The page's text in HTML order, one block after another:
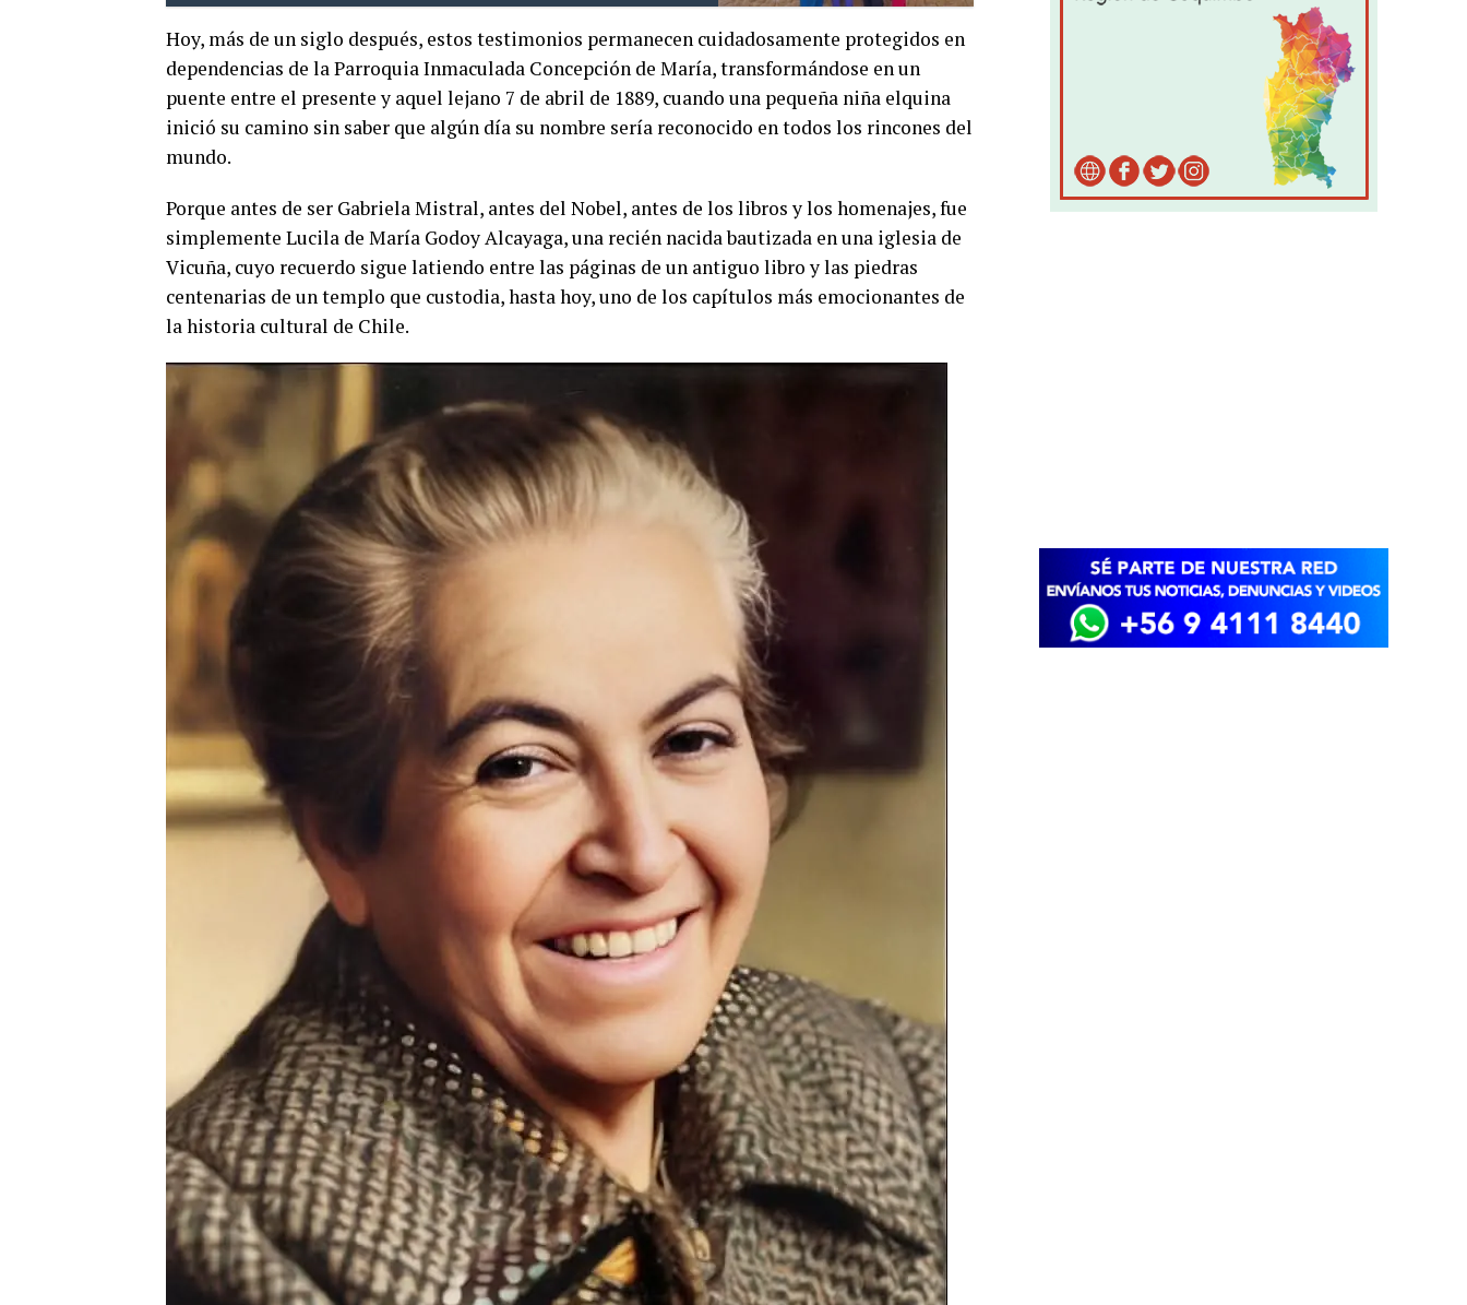
Hoy, más de un siglo después, estos testimonios permanecen cuidadosamente protegidos en
dependencias de la Parroquia Inmaculada Concepción de María, transformándose en un
puente entre el presente y aquel lejano 7 de abril de 1889, cuando una pequeña niña elquina
inició su camino sin saber que algún día su nombre sería reconocido en todos los rincones del
mundo.
Porque antes de ser Gabriela Mistral, antes del Nobel, antes de los libros y los homenajes, fue
simplemente Lucila de María Godoy Alcayaga, una recién nacida bautizada en una iglesia de
Vicuña, cuyo recuerdo sigue latiendo entre las páginas de un antiguo libro y las piedras
centenarias de un templo que custodia, hasta hoy, uno de los capítulos más emocionantes de
la historia cultural de Chile.